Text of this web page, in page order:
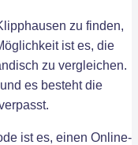
zu finden,
ist es, die
zu vergleichen.
es besteht die
ist es, einen Online-